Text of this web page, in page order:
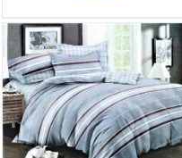
DODAJ DO KOSZYKA
/
SZCZEGÓŁY